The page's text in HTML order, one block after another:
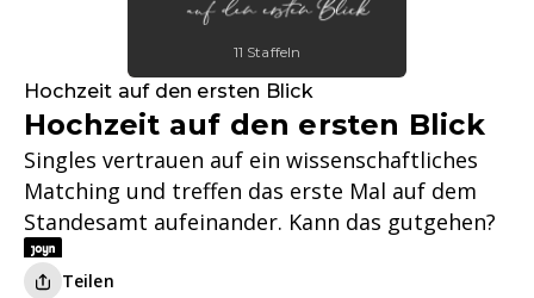
11 Staffeln
Hochzeit auf den ersten Blick
Hochzeit auf den ersten Blick
Singles vertrauen auf ein wissenschaftliches
Matching und treffen das erste Mal auf dem
Standesamt aufeinander. Kann das gutgehen?
Teilen